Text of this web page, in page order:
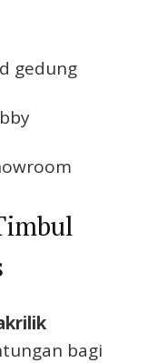
gedung
bagi